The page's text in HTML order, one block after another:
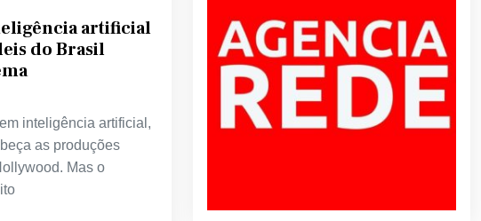
artificial
do Brasil
inteligência artificial,
as produções
Mas o